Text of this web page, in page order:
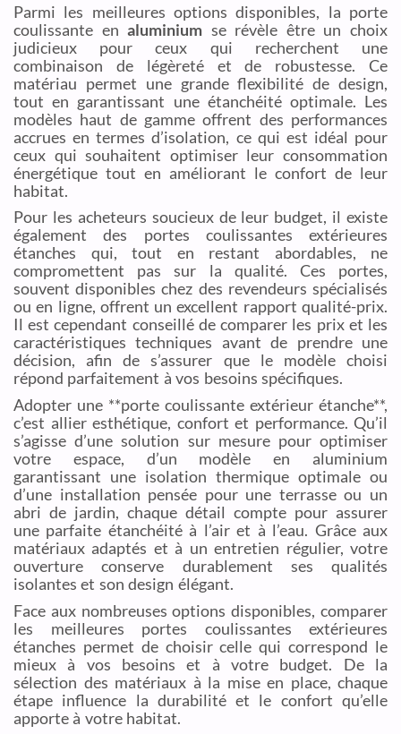
Parmi les meilleures options disponibles, la porte
coulissante enaluminium se révèle être un choix
judicieux pour ceux qui recherchent une
combinaison de légèreté et de robustesse. Ce
matériau permet une grande flexibilité de design,
tout en garantissant une étanchéité optimale. Les
modèles haut de gamme offrent des performances
accrues en termes d’isolation, ce qui est idéal pour
ceux qui souhaitent optimiser leur consommation
énergétique tout en améliorant le confort de leur
habitat.
Pour les acheteurs soucieux de leur budget, il existe
également des portes coulissantes extérieures
étanches qui, tout en restant abordables, ne
compromettent pas sur la qualité. Ces portes,
souvent disponibles chez des revendeurs spécialisés
ou en ligne, offrent un excellent rapport qualité-prix.
Il est cependant conseillé de comparer les prix et les
caractéristiques techniques avant de prendre une
décision, afin de s’assurer que le modèle choisi
répond parfaitement à vos besoins spécifiques.
Adopter une **porte coulissante extérieur étanche**,
c’est allier esthétique, confort et performance. Qu’il
s’agisse d’une solution sur mesure pour optimiser
votre espace, d’un modèle en aluminium
garantissant une isolation thermique optimale ou
d’une installation pensée pour une terrasse ou un
abri de jardin, chaque détail compte pour assurer
une parfaite étanchéité à l’air et à l’eau. Grâce aux
matériaux adaptés et à un entretien régulier, votre
ouverture conserve durablement ses qualités
isolantes et son design élégant.
Face aux nombreuses options disponibles, comparer
les meilleures portes coulissantes extérieures
étanches permet de choisir celle qui correspond le
mieux à vos besoins et à votre budget. De la
sélection des matériaux à la mise en place, chaque
étape influence la durabilité et le confort qu’elle
apporte à votre habitat.